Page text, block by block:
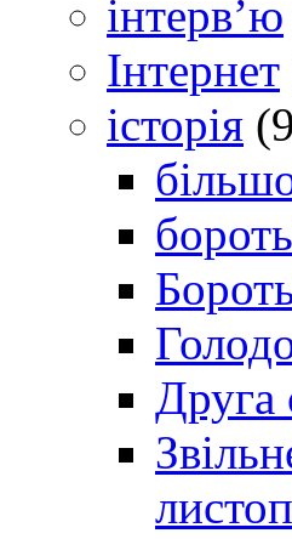
інтерв’ю
Інтернет
історія
Друга